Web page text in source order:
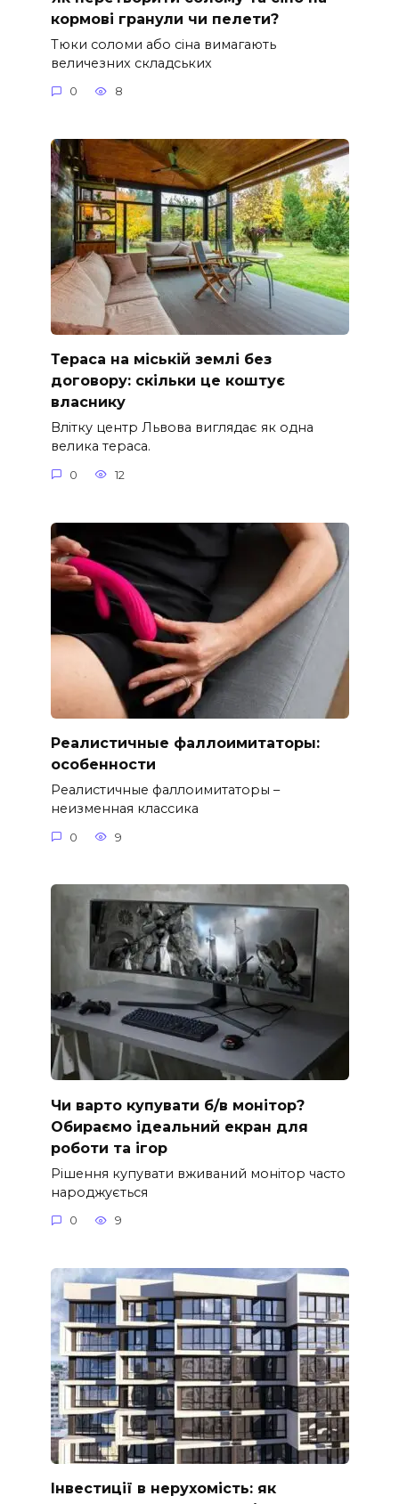
кормові гранули чи пелети?
Тюки соломи або сіна вимагають
величезних складських
0 8
Тераса на міській землі без
договору: скільки це коштує
власнику
Влітку центр Львова виглядає як одна
велика тераса.
0 12
Реалистичные фаллоимитаторы:
особенности
Реалистичные фаллоимитаторы –
неизменная классика
0 9
Чи варто купувати б/в монітор?
Обираємо ідеальний екран для
роботи та ігор
Рішення купувати вживаний монітор часто
народжується
0 9
Інвестиції в нерухомість: як